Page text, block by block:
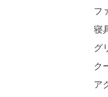
フ
寝
グ
ク
ア